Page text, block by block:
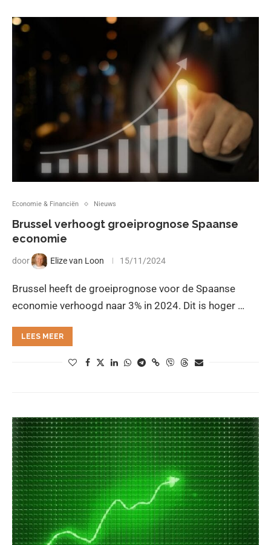
Economie & Financiën Nieuws
Brussel verhoogt groeiprognose Spaanse
economie
door Elize van Loon 15/11/2024
Brussel heeft de groeiprognose voor de Spaanse
economie verhoogd naar 3% in 2024. Dit is hoger …
LEES MEER